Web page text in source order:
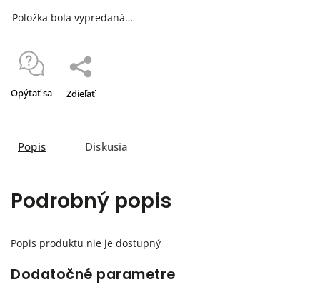
Položka bola vypredaná…
Opýtať sa Zdieľať
Popis Diskusia
Podrobný popis
Popis produktu nie je dostupný
Dodatočné parametre